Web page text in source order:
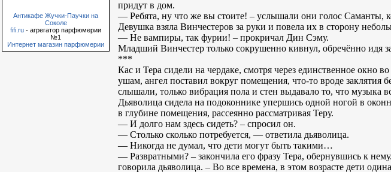
Антикафе Жучки-Паучки на
Соколе
fifi.ru - агрегатор парфюмерии
№1
Интернет магазин парфюмерии
придут в дом.
— Ребята, ну что же вы стоите! – услышали они голос Саманты,
Девушка взяла Винчестеров за руки и повела их в сторону
— Не вампиры, так фурии! – прокричал Дин Сэму.
Младший Винчестер только сокрушенно кивнул, обречённо идя
***
Кас и Тера сидели на чердаке, смотря через единственное окно
ушам, ангел поставил вокруг помещения, что-то вроде заклятия
слышали, только вибрация пола и стен выдавало то, что музыка
Дьяволица сидела на подоконнике упершись одной ногой в
в глубине помещения, рассеянно рассматривая Теру.
— И долго нам здесь сидеть? – спросил он.
— Столько сколько потребуется, — ответила дьяволица.
— Никогда не думал, что дети могут быть такими…
— Развратными? – закончила его фразу Тера, обернувшись к
говорила дьяволица. – Во все времена, в этом возрасте дети